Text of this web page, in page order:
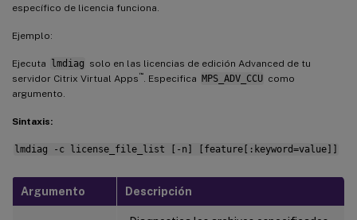
específico de licencia funciona.
Ejemplo:
Ejecuta lmdiag solo en las licencias de edición Advanced de tu
servidor Citrix Virtual Apps ™ . Especifica MPS_ADV_CCU como
argumento.
Sintaxis:
lmdiag -c license_file_list [-n] [feature[:keyword=value]]
Argumento Descripción